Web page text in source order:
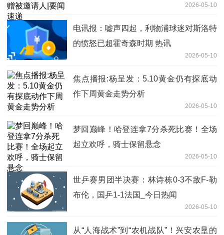
2026-05-10
电讯报：嘘声四起，利物浦球迷对斯洛特
的愤怒已超霍奇森时期 热讯
2026-05-10
焦点播报:杨呈发：5.10黄金仍有探底动
作下周黄金走势分析
2026-05-10
梦回巅峰！哈登连拿7分杀死比赛！全场
起立欢呼，骑士保留悬念
2026-05-10
世乒赛男团半决赛：林诗栋0-3不敌F-勒
布伦，国乒1-1法国_今日热闻
2026-05-10
从“人海战术”到“农机战队”！兴安农垦的